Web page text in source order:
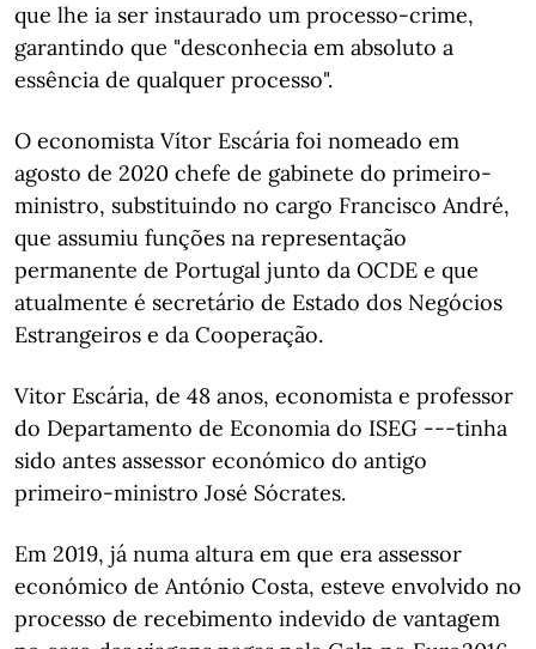
que lhe ia ser instaurado um processo-crime,
garantindo que "desconhecia em absoluto a
essência de qualquer processo".
O economista Vítor Escária foi nomeado em
agosto de 2020 chefe de gabinete do primeiro-
ministro, substituindo no cargo Francisco André,
que assumiu funções na representação
permanente de Portugal junto da OCDE e que
atualmente é secretário de Estado dos Negócios
Estrangeiros e da Cooperação.
Vitor Escária, de 48 anos, economista e professor
do Departamento de Economia do ISEG ---tinha
sido antes assessor económico do antigo
primeiro-ministro José Sócrates.
Em 2019, já numa altura em que era assessor
económico de António Costa, esteve envolvido no
processo de recebimento indevido de vantagem